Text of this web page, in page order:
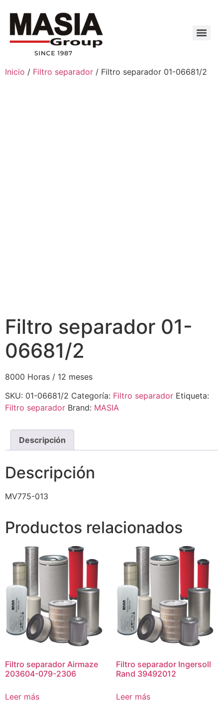
Inicio / Filtro separador / Filtro separador 01-06681/2
Filtro separador 01-
06681/2
8000 Horas / 12 meses
SKU: 01-06681/2 Categoría: Filtro separador Etiqueta:
Filtro separador Brand: MASIA
Descripción
Descripción
MV775-013
Productos relacionados
Filtro separador Airmaze
203604-079-2306
Leer más
Filtro separador Ingersoll
Rand 39492012
Leer más